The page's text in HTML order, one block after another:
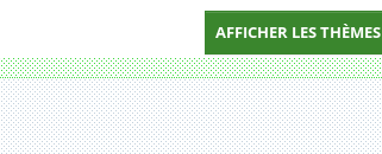
AFFICHER LES THÈMES